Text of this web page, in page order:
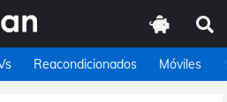
Reacondicionados Móviles